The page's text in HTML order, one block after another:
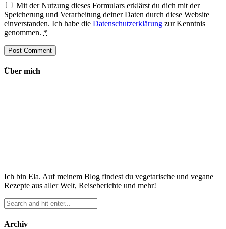
Mit der Nutzung dieses Formulars erklärst du dich mit der
Speicherung und Verarbeitung deiner Daten durch diese Website
einverstanden. Ich habe die Datenschutzerklärung zur Kenntnis
genommen. *
Über mich
Ich bin Ela. Auf meinem Blog findest du vegetarische und vegane
Rezepte aus aller Welt, Reiseberichte und mehr!
Archiv